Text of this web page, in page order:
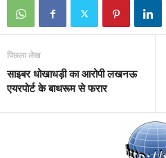
पिछला लेख
साइबर धोखाधड़ी का आरोपी लखनऊ
एयरपोर्ट के बाथरूम से फरार